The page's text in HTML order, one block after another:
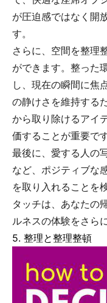
が圧迫感ではなく開
す。
さらに、空間を整理
ができます。整った
し、現在の瞬間に焦
の静けさを維持する
から取り除けるアイ
価することが重要です
最後に、愛する人の
など、ポジティブな
を取り入れることを
タッチは、あなたの
ルネスの体験をさら
5. 整理と整理整頓